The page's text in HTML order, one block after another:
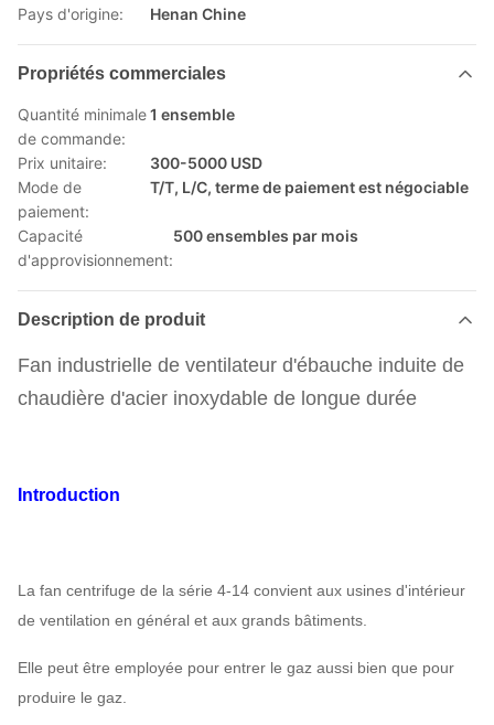
Pays d'origine:
Henan Chine
Propriétés commerciales
Quantité minimale
de commande:
1 ensemble
Prix unitaire:
300-5000 USD
Mode de
paiement:
T/T, L/C, terme de paiement est négociable
Capacité
d'approvisionnement:
500 ensembles par mois
Description de produit
Fan industrielle de ventilateur d'ébauche induite de
chaudière d'acier inoxydable de longue durée
Introduction
La fan centrifuge de la série 4-14 convient aux usines d'intérieur
de ventilation en général et aux grands bâtiments.
Elle peut être employée pour entrer le gaz aussi bien que pour
produire le gaz.